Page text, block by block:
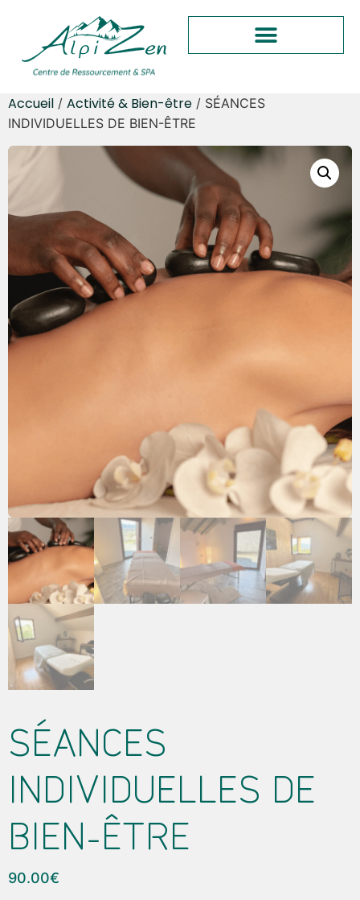
Accueil / Activité & Bien-être / SÉANCES
INDIVIDUELLES DE BIEN-ÊTRE
SÉANCES
INDIVIDUELLES DE
BIEN-ÊTRE
90.00€